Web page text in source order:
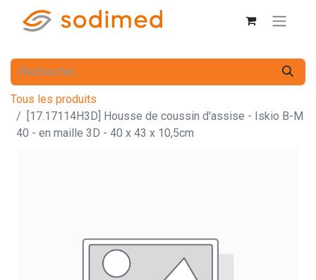
Tous les produits
[17.17114H3D] Housse de coussin d'assise - Iskio B-M
40 - en maille 3D - 40 x 43 x 10,5cm